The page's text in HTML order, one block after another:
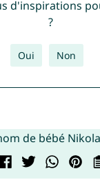
d'inspirations
?
Oui Non